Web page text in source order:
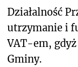
Działalność
utrzymanie i
VAT-em, gdyż
Gminy.